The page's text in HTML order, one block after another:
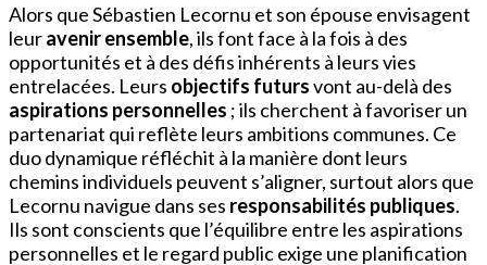
Alors que Sébastien Lecornu et son épouse envisagent
leuravenir ensemble, ils font face à la fois à des
opportunités et à des défis inhérents à leurs vies
entrelacées. Leurs objectifs futursvont au-delà des
aspirations personnelles ; ils cherchent à favoriser un
partenariat qui reflète leurs ambitions communes. Ce
duo dynamique réfléchit à la manière dont leurs
chemins individuels peuvent s’aligner, surtout alors que
Lecornu navigue dans ses responsabilités publiques.
Ils sont conscients que l’équilibre entre les aspirations
personnelles et le regard public exige une planification